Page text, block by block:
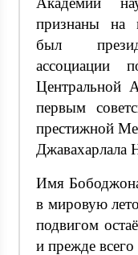
признаны на
был
ассоциации
первым
престижной
Джавахарлала
Имя
в мировую
подвигом
и прежде